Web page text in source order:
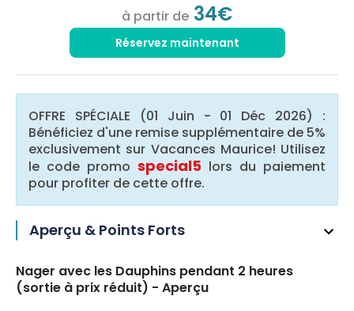
à partir de 34€
Réservez maintenant
OFFRE SPÉCIALE (01 Juin - 01 Déc 2026) :
Bénéficiez d'une remise supplémentaire de 5%
exclusivement sur Vacances Maurice! Utilisez
le code promo special5 lors du paiement
pour profiter de cette offre.
Aperçu & Points Forts
Nager avec les Dauphins pendant 2 heures
(sortie à prix réduit) - Aperçu